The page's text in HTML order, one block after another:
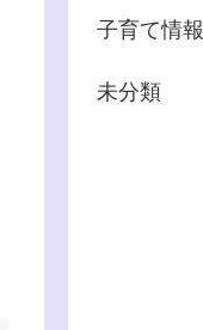
子育て情報
未分類